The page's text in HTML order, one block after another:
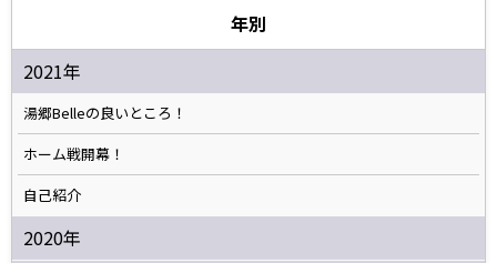
年別
2021年
湯郷Belleの良いところ！
ホーム戦開幕！
自己紹介
2020年